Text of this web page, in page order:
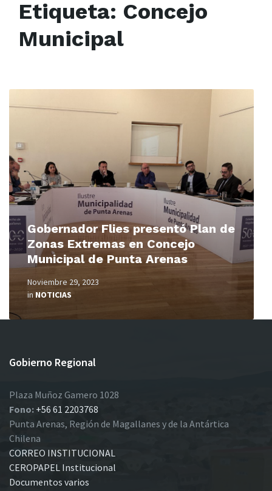
Etiqueta: Concejo
Municipal
Gobernador Flies presentó Plan de
Zonas Extremas en Concejo
Municipal de Punta Arenas
Noviembre 29, 2023
in NOTICIAS
More
Gobierno Regional
Plaza Muñoz Gamero 1028
Fono: +56 61 2203768
Punta Arenas, Región de Magallanes y de la Antártica
Chilena
CORREO INSTITUCIONAL
CEROPAPEL Institucional
Documentos varios